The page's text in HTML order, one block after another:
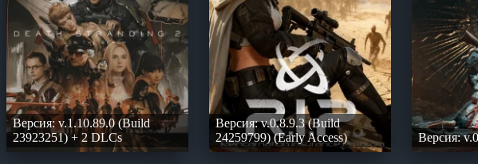
Версия: v.1.10.89.0 (Build
23923251) + 2 DLCs
Версия: v.0.8.9.3 (Build
24259799) (Early Access)
Версия: